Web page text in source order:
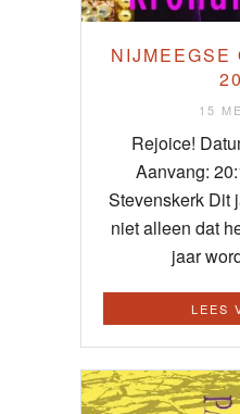
NIJMEEGSE
15
Rejoice!
Aanvang:
Stevenskerk Dit
niet alleen dat
jaar
LEES